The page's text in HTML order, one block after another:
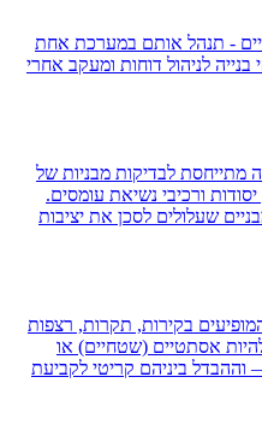
- תנהל אותם במערכת אחת
לניהול דוחות ומעקב אחרי
מתייחסת לבדיקות מבניות של
ורכיבי נשיאת עומסים.
שעלולים לסכן את יציבות
בקירות, תקרות, רצפות
אסתטיים (שטחיים) או
וההבדל ביניהם קריטי לקביעת